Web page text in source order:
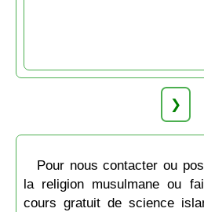
❯
Pour nous contacter ou
la religion musulmane ou
cours gratuit de science